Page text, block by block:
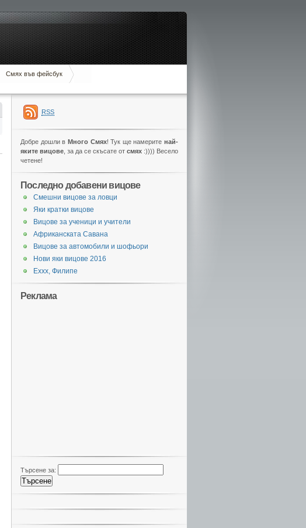
Смях във фейсбук
RSS
Добре дошли в Много Смях! Тук ще намерите най-
яките вицове , за да се скъсате от смях :)))) Весело
четене!
Последно добавени вицове
Смешни вицове за ловци
Яки кратки вицове
Вицове за ученици и учители
Африканската Савана
Вицове за автомобили и шофьори
Нови яки вицове 2016
Еххх, Филипе
Реклама
Търсене за: